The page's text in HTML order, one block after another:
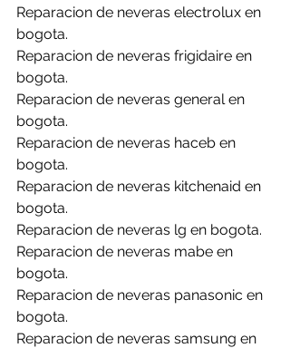
Reparacion de neveras electrolux en
bogota.
Reparacion de neveras frigidaire en
bogota.
Reparacion de neveras general en
bogota.
Reparacion de neveras haceb en
bogota.
Reparacion de neveras kitchenaid en
bogota.
Reparacion de neveras lg en bogota.
Reparacion de neveras mabe en
bogota.
Reparacion de neveras panasonic en
bogota.
Reparacion de neveras samsung en